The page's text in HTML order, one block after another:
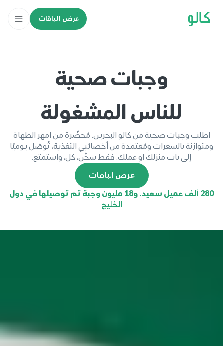
عرض الباقات
وجبات صحية
للناس المشغولة
لخسارة الوزن
لبناء العضلات
لأصحاب الأداء العالي
اطلب وجبات صحية من كالو البحرين. مُحضّرة من امهر الطهاة
ومتوازنة بالسعرات ومُعتمدة من أخصائيي التغذية، تُوصّل يوميًا
إلى باب منزلك او عملك. فقط سخّن، كل، واستمتع.
عرض الباقات
280 ألف عميل سعيد. و18 مليون وجبة تم توصيلها في دول
الخليج